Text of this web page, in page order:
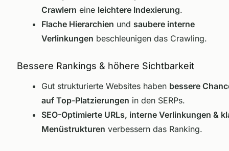
Crawlern eine leichtere Indexierung.
Flache Hierarchien und saubere interne
Verlinkungen beschleunigen das Crawling.
Bessere Rankings & höhere Sichtbarkeit
Gut strukturierte Websites haben bessere
auf Top-Platzierungen in den SERPs.
SEO-Optimierte URLs, interne Verlinkungen &
Menüstrukturen verbessern das Ranking.